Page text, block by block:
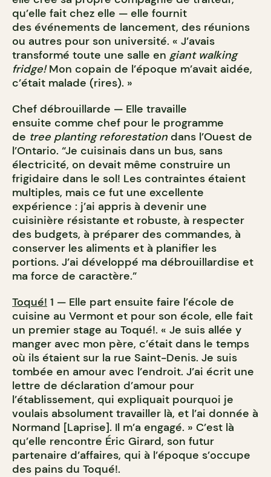
qu’elle fait chez elle — elle fournit
des événements de lancement, des réunions
ou autres pour son université. « J’avais
transformé toute une salle en giant walking
fridge!Mon copain de l’époque m’avait aidée,
c’était malade (rires). »
Chef débrouillarde — Elle travaille
ensuite comme chef pour le programme
de tree planting reforestation dans l’Ouest de
l’Ontario. “Je cuisinais dans un bus, sans
électricité, on devait même construire un
frigidaire dans le sol! Les contraintes étaient
multiples, mais ce fut une excellente
expérience : j’ai appris à devenir une
cuisinière résistante et robuste, à respecter
des budgets, à préparer des commandes, à
conserver les aliments et à planifier les
portions. J’ai développé ma débrouillardise et
ma force de caractère.”
Toqué! 1 — Elle part ensuite faire l’école de
cuisine au Vermont et pour son école, elle fait
un premier stage au Toqué!. « Je suis allée y
manger avec mon père, c’était dans le temps
où ils étaient sur la rue Saint-Denis. Je suis
tombée en amour avec l’endroit. J’ai écrit une
lettre de déclaration d’amour pour
l’établissement, qui expliquait pourquoi je
voulais absolument travailler là, et l’ai donnée à
Normand [Laprise]. Il m’a engagé. » C’est là
qu’elle rencontre Éric Girard, son futur
partenaire d’affaires, qui à l’époque s’occupe
des pains du Toqué!.